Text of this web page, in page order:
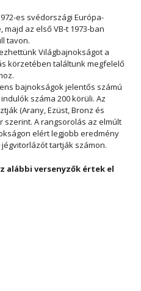
es svédországi Európa-
az első VB-t 1973-ban
tavon.
Világbajnokságot a
körzetében találtunk megfelelő
bajnokságok jelentős számú
száma 200 körüli. Az
(Arany, Ezüst, Bronz és
szerint. A rangsorolás az elmúlt
elért legjobb eredmény
tartják számon.
alábbi versenyzők értek el